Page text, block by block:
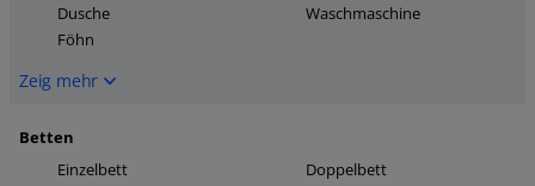
Dusche
Waschmaschine
Föhn
Zeig mehr
Betten
Einzelbett
Doppelbett